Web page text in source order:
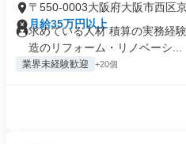
〒550-0003大阪府大阪市西区
月給35万円以上
求めている人材 積算の実務経
造のリフォーム・リノベーシ...
業界未経験歓迎 +20個